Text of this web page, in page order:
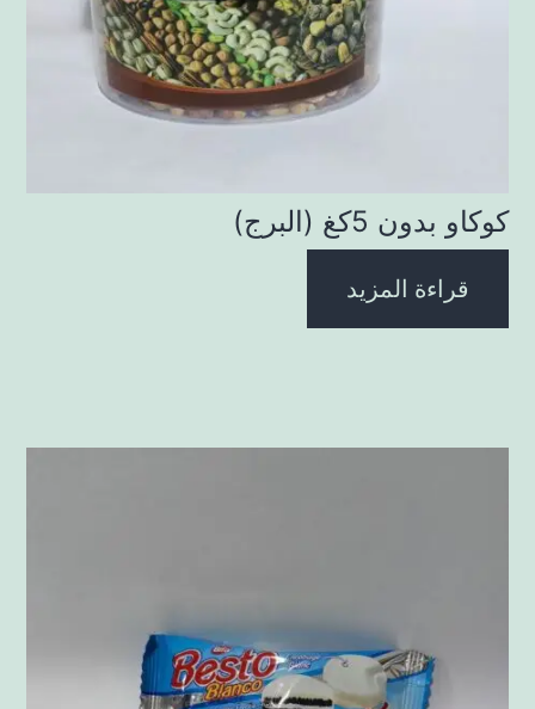
كوكاو بدون 5كغ (البرج)
قراءة المزيد